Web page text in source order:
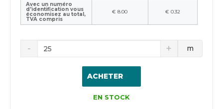
Avec un numéro
d'identification vous
économisez au total,
TVA compris
€ 8.00 € 0.32
m
ACHETER
EN STOCK